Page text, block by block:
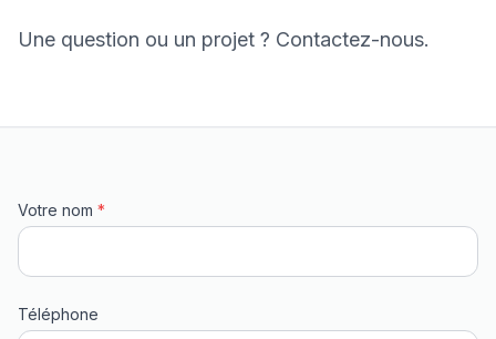
Une question ou un projet ? Contactez-nous.
Votre nom *
Téléphone